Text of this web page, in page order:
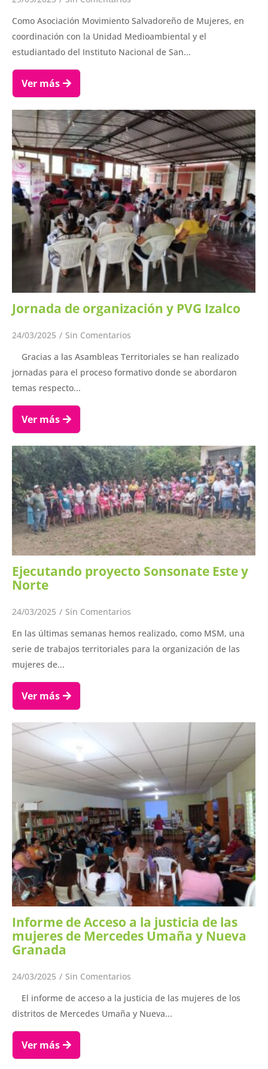
Como Asociación Movimiento Salvadoreño de Mujeres, en
coordinación con la Unidad Medioambiental y el
estudiantado del Instituto Nacional de San...
Ver más
Jornada de organización y PVG Izalco
24/03/2025 / Sin Comentarios
Gracias a las Asambleas Territoriales se han realizado
jornadas para el proceso formativo donde se abordaron
temas respecto...
Ver más
Ejecutando proyecto Sonsonate Este y
Norte
24/03/2025 / Sin Comentarios
En las últimas semanas hemos realizado, como MSM, una
serie de trabajos territoriales para la organización de las
mujeres de...
Ver más
Informe de Acceso a la justicia de las
mujeres de Mercedes Umaña y Nueva
Granada
24/03/2025 / Sin Comentarios
El informe de acceso a la justicia de las mujeres de los
distritos de Mercedes Umaña y Nueva...
Ver más